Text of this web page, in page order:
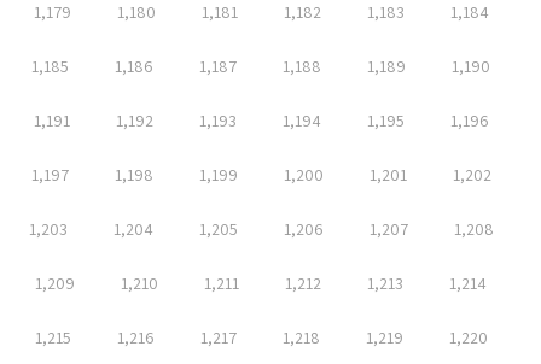
1,179 1,180 1,181 1,182 1,183 1,184
1,185 1,186 1,187 1,188 1,189 1,190
1,191 1,192 1,193 1,194 1,195 1,196
1,197 1,198 1,199 1,200 1,201 1,202
1,203 1,204 1,205 1,206 1,207 1,208
1,209 1,210 1,211 1,212 1,213 1,214
1,215 1,216 1,217 1,218 1,219 1,220